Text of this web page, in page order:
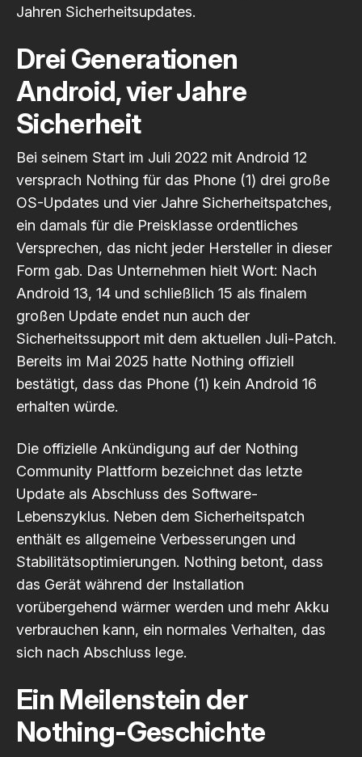
Jahren Sicherheitsupdates.
Drei Generationen
Android, vier Jahre
Sicherheit
Bei seinem Start im Juli 2022 mit Android 12
versprach Nothing für das Phone (1) drei große
OS-Updates und vier Jahre Sicherheitspatches,
ein damals für die Preisklasse ordentliches
Versprechen, das nicht jeder Hersteller in dieser
Form gab. Das Unternehmen hielt Wort: Nach
Android 13, 14 und schließlich 15 als finalem
großen Update endet nun auch der
Sicherheitssupport mit dem aktuellen Juli-Patch.
Bereits im Mai 2025 hatte Nothing offiziell
bestätigt, dass das Phone (1) kein Android 16
erhalten würde.
Die offizielle Ankündigung auf der Nothing
Community Plattform bezeichnet das letzte
Update als Abschluss des Software-
Lebenszyklus. Neben dem Sicherheitspatch
enthält es allgemeine Verbesserungen und
Stabilitätsoptimierungen. Nothing betont, dass
das Gerät während der Installation
vorübergehend wärmer werden und mehr Akku
verbrauchen kann, ein normales Verhalten, das
sich nach Abschluss lege.
Ein Meilenstein der
Nothing-Geschichte